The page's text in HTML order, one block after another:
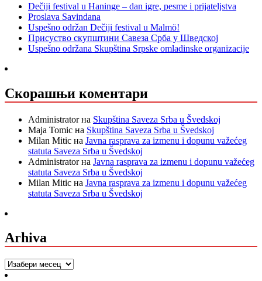
Dečiji festival u Haninge – dan igre, pesme i prijateljstva
Proslava Savindana
Uspešno održan Dečiji festival u Malmö!
Присуство скупштини Савеза Срба у Шведској
Uspešno održana Skupština Srpske omladinske organizacije
Скорашњи коментари
Administratorна Skupština Saveza Srba u Švedskoj
Maja Tomic на Skupština Saveza Srba u Švedskoj
Milan Mitic на Javna rasprava za izmenu i dopunu važećeg
statuta Saveza Srba u Švedskoj
Administratorна Javna rasprava za izmenu i dopunu važećeg
statuta Saveza Srba u Švedskoj
Milan Mitic на Javna rasprava za izmenu i dopunu važećeg
statuta Saveza Srba u Švedskoj
Arhiva
Arhiva